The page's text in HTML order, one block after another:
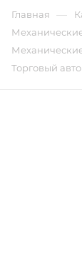
Главная —
Торговый